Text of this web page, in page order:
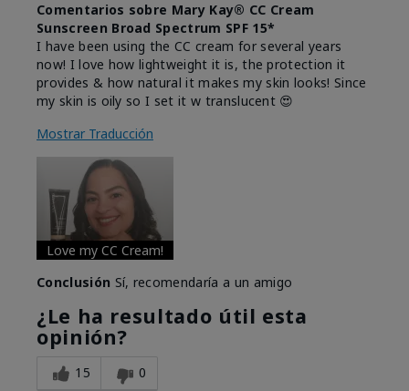
Comentarios sobre Mary Kay® CC Cream
Sunscreen Broad Spectrum SPF 15*
I have been using the CC cream for several years
now! I love how lightweight it is, the protection it
provides & how natural it makes my skin looks! Since
my skin is oily so I set it w translucent 😍
Mostrar Traducción
Love my CC Cream!
Conclusión Sí, recomendaría a un amigo
¿Le ha resultado útil esta
opinión?
15 0